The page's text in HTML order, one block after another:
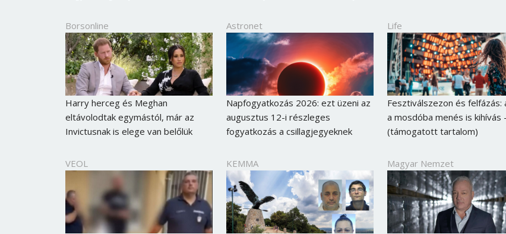
Borsonline
Harry herceg és Meghan
eltávolodtak egymástól, már az
Invictusnak is elege van belőlük
Astronet
Napfogyatkozás 2026: ezt üzeni az
augusztus 12-i részleges
fogyatkozás a csillagjegyeknek
Life
Fesztiválszezon és felfázás:
a mosdóba menés is kihívás
(támogatott tartalom)
VEOL KEMMA Magyar Nemzet